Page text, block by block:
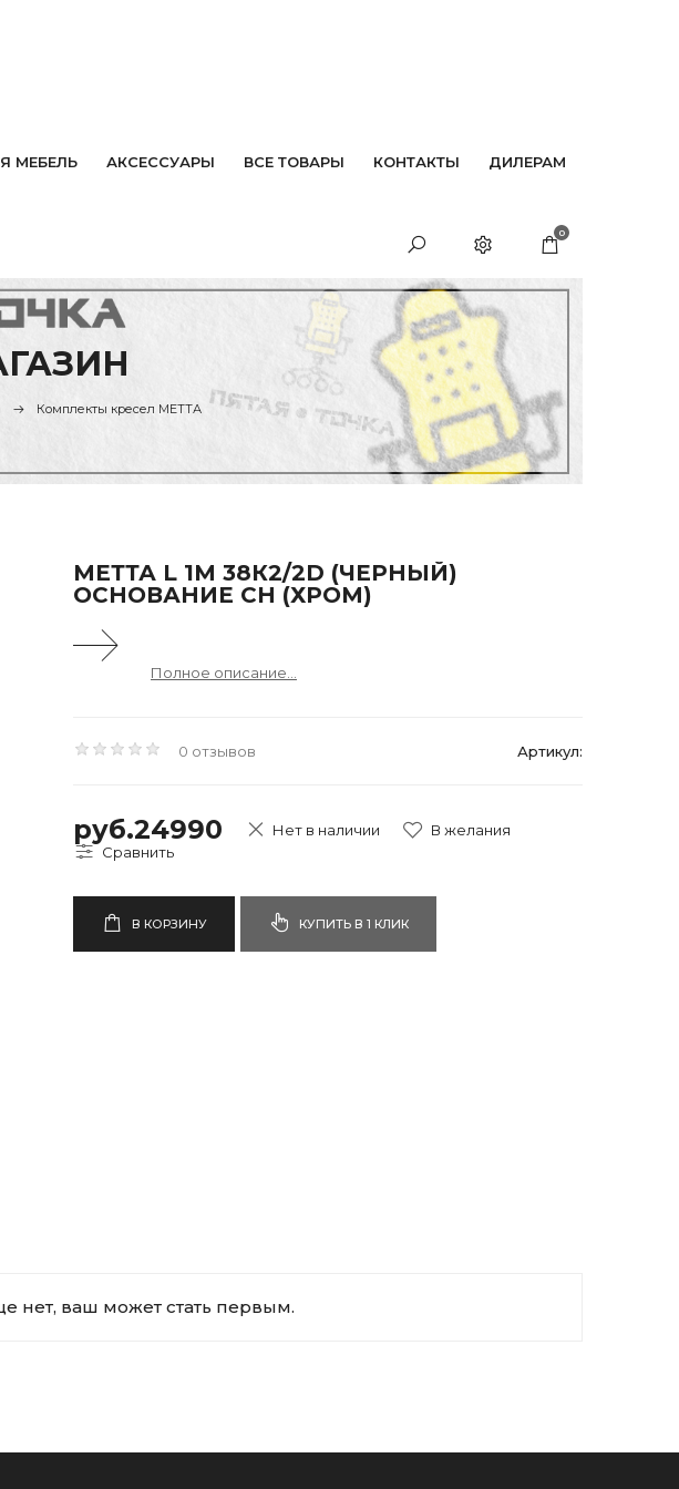
МЕБЕЛЬ АКСЕССУАРЫ ВСЕ ТОВАРЫ КОНТАКТЫ ДИЛЕРАМ
0
Комплекты кресел МЕТТА
МЕТТА L 1M 38К2/2D (ЧЕРНЫЙ)
ОСНОВАНИЕ CH (ХРОМ)
Полное описание...
0 отзывов Артикул:
руб.24990 Нет в наличии
В КОРЗИНУ КУПИТЬ В 1 КЛИК
нет, ваш может стать первым.